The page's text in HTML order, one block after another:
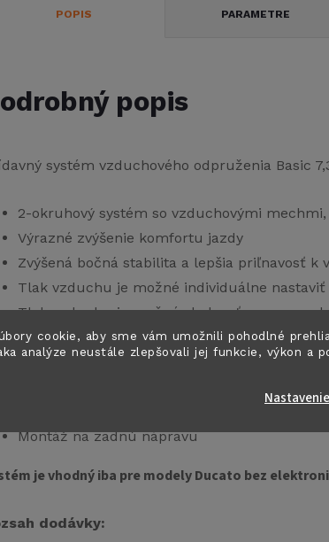
cookie, aby sme vám umožnili pohodlné
analýze neustále zlepšovali jej funkcie, výkon a
Nastavenie
POPIS PARAMETRE
popis
systém vzduchového odpruženia Basic
2-okruhový systém so vzduchovými
Výrazné zvýšenie komfortu jazdy
Zvýšená bočná stabilita a lepšia priľnavosť k
Tlak vzduchu je možné individuálne nastaviť
Tlak vzduchu je možné sledovať pomocou
Pomocou 2-okruhového systému je možné
Tlak vzduchu je riadený ovládacím prvkom
Odporúčané pre dodávky alebo obytné
zadnými nosičmi aj bez nich, najmä pre
Montáž na zadnú nápravu
je vhodný iba pre modely Ducato bez
dodávky: